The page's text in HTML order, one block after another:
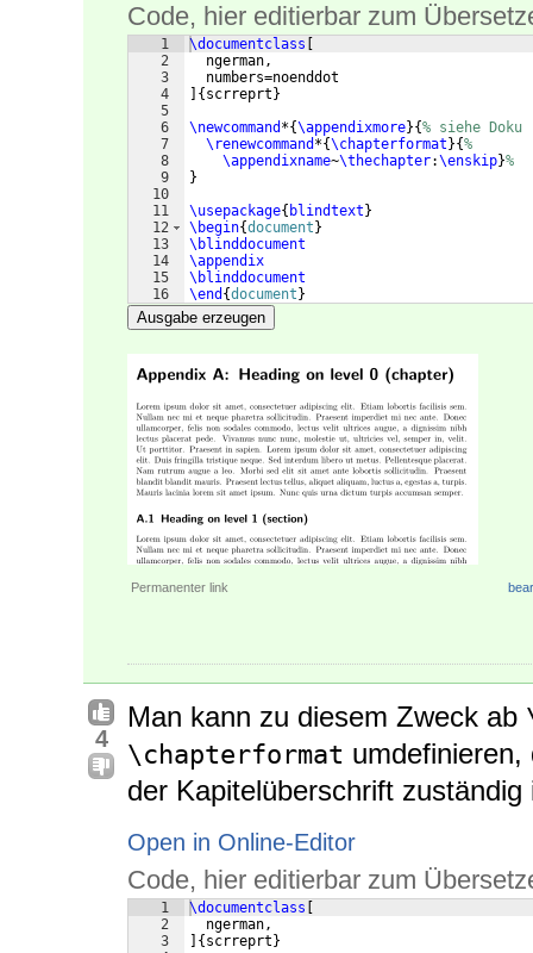
Code, hier editierbar zum
1
2
3
4
5
6
7
8
9
10
11
12
13
14
15
16
\documentclass
  ngerman,
  numbers=noenddot
{ scrreprt }
\newcommand *{\appendixmore}{% siehe Doku
\renewcommand *{\chapterformat }{%
\appendixname~\thechapter:\enskip}%
}
\usepackage{ blindtext }
\begin{document }
\blinddocument
\appendix
\blinddocument
\end {document }
Ausgabe erzeugen
Permanenter link
4
Man kann zu diesem Zweck ab
\chapterformat
der Kapitelüberschrift zuständig
Open in Online-Editor
Code, hier editierbar zum
1
2
3
\documentclass
  ngerman,
{ scrreprt }